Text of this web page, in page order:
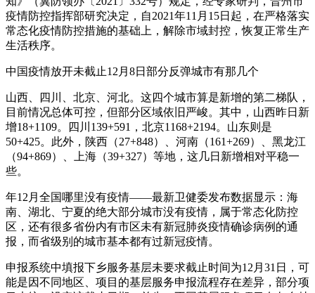
疫情防控指挥部研究决定，自2021年11月15日起，在严格落实
常态化疫情防控措施的基础上，解除市域封控，恢复正常生产
生活秩序。
中国疫情放开未截止12月8日部分反弹城市有那几个
山西、四川、北京、河北。这四个城市算是新增的第二梯队，
目前情况总体可控，但部分区域依旧严峻。其中，山西昨日新
增18+1109。四川139+591，北京1168+2194。山东则是
50+425。此外，陕西（27+848）、河南（161+269）、黑龙江
（94+869）、上海（39+327）等地，这几日新增相对平稳一
些。
年12月全国哪里没有疫情——最新卫健委发布数据显示：海
南、湖北、宁夏的绝大部分城市没有疫情，属于常态化防控
区，还有很多省份内有市区未有新冠肺炎疫情确诊病例的通
报，而省级别的城市基本都有过新冠疫情。
申报系统中填报下乡服务基层未要求截止时间为12月31日，可
能是因不同地区、项目的基层服务申报流程存在差异，部分项